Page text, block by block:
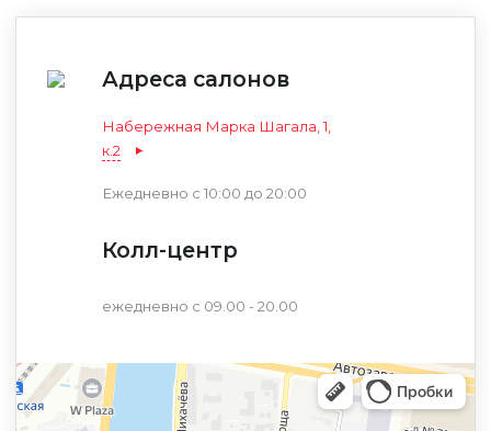
Адреса салонов
Набережная Марка Шагала, 1,
к.2
Ежедневно с 10:00 до 20:00
Колл-центр
ежедневно с 09.00 - 20.00
Москва
НАПИСАТЬ ОТЗЫВ
ОТПРАВЬТЕ РЕЗЮМЕ
Обязательные поля для заполнения помечены *